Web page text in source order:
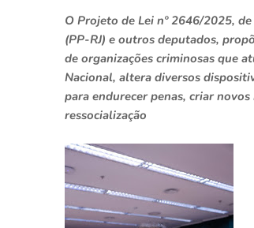
O Projeto de Lei nº 2646/2025,
(PP-RJ) e outros deputados,
de organizações criminosas que
Nacional, altera diversos
para endurecer penas, criar
ressocialização